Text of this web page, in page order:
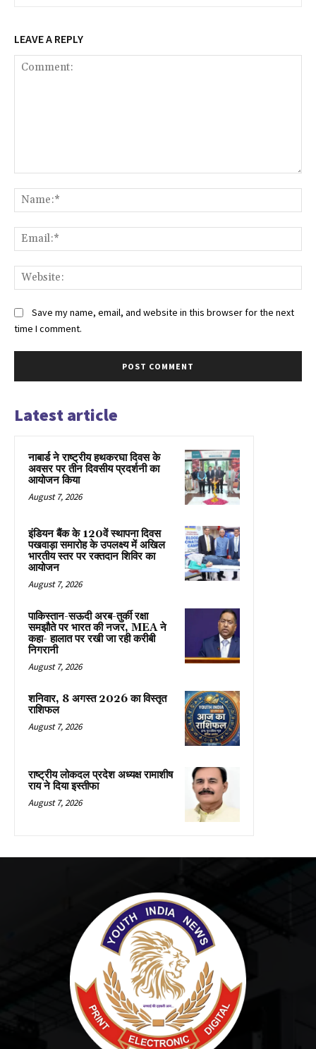
LEAVE A REPLY
Save my name, email, and website in this browser for the next
time I comment.
Latest article
नाबार्ड ने राष्ट्रीय हथकरघा दिवस के
अवसर पर तीन दिवसीय प्रदर्शनी का
आयोजन किया
August 7, 2026
इंडियन बैंक के 120वें स्थापना दिवस
पखवाड़ा समारोह के उपलक्ष्य में अखिल
भारतीय स्तर पर रक्तदान शिविर का
आयोजन
August 7, 2026
पाकिस्तान-सऊदी अरब-तुर्की रक्षा
समझौते पर भारत की नजर, MEA ने
कहा- हालात पर रखी जा रही करीबी
निगरानी
August 7, 2026
शनिवार, 8 अगस्त 2026 का विस्तृत
राशिफल
August 7, 2026
राष्ट्रीय लोकदल प्रदेश अध्यक्ष रामाशीष
राय ने दिया इस्तीफा
August 7, 2026